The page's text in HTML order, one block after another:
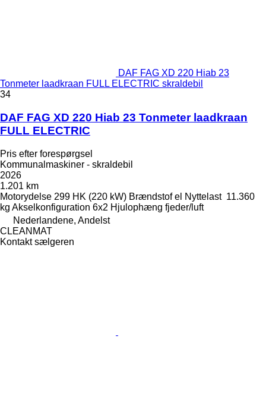
DAF FAG XD 220 Hiab 23
Tonmeter laadkraan FULL ELECTRIC skraldebil
34
DAF FAG XD 220 Hiab 23 Tonmeter laadkraan
FULL ELECTRIC
Pris efter forespørgsel
Kommunalmaskiner - skraldebil
2026
1.201 km
Motorydelse 299 HK (220 kW) Brændstof el Nyttelast 11.360
kg Akselkonfiguration 6x2 Hjulophæng fjeder/luft
Nederlandene, Andelst
CLEANMAT
Kontakt sælgeren